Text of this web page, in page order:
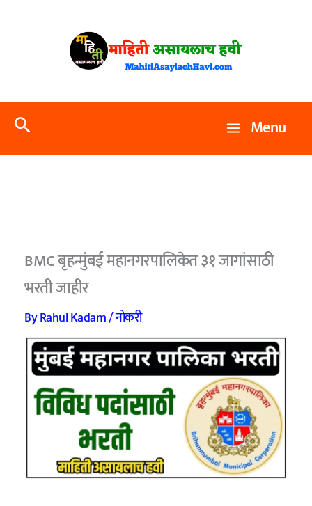
Search Menu
BMC बृहन्मुंबई महानगरपालिकेत ३१ जागांसाठी
भरती जाहीर
ByRahul Kadam/नोकरी